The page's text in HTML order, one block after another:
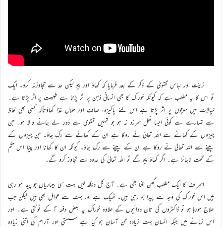
زینت اور لباس تقویٰ کے ذکر کے بعد فرمایا کہ کھاؤ اور پیو لیکن حد سے تجاوزنہ کرو۔ ایک
تو اس کا یہ مطلب ہے کہ کیونکہ خوراک کا بھی انسانی ذہن پر اثر پڑتا ہے طبیعت پر اثر پڑتا ہے۔
خیالات میں سوچوں پر اثر پڑتا ہے اس لئے پاکیزہ، صاف اور حلال غذا کھاؤتاکہ کسی بھی لحاظ
سے تمہارے سے کوئی ایسا فعل سرزد نہ ہو جو تمہیں تقویٰ سے دُور لے جانے والا ہو۔ جن
چیزوں کے کھانے سے اللہ تعالیٰ نے روکا ہے ان کے کھانے سے رک جاؤ۔ جن چیزوں کے
پینے سے اللہ تعالیٰ نے روکا ہے ان کے پینے سے رک جاؤ۔ کیونکہ ان کا کھانا اور پینا اس حکم
کے تحت ناجائز ہے۔ اگر کھاؤ پیو گے تو اللہ تعالیٰ کی حدود سے تجاوز کرو گے۔
اسراف کا ایک مطلب گھن لگنا بھی ہے۔ آج کل دیکھ لیں بہت سی بیماریاں جو پیدا ہو رہی
ہیں اس خوراک کی وجہ سے پیدا ہو رہی ہیں۔ ٹھیک ہے اور بہت سے عوامل بھی ہیں لیکن جب
علاج ہورہا ہو تو ڈاکٹروں کی تان دوائیوں کے علاوہ خوراک پہ بعض دفعہ آ کے ٹوٹتی ہے۔ اور
اس زمانے میں جبکہ انسان بہت زیادہ تن آسان ہو گیا ہے سستی اور آرام کی اتنی زیادہ